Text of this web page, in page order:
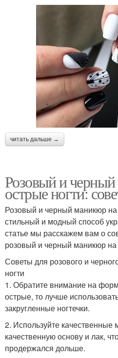
читать дальше →
Розовый и
острые ногти:
Розовый и черный маникюр на
стильный и модный способ
статье мы расскажем вам о
розовый и черный маникюр на
Советы для розового и
ногти
1. Обратите внимание на
острые, то лучше
закругленные ногтечки.
2. Используйте
качественную основу и лак,
продержался дольше.